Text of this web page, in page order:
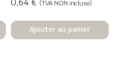
(TVA NON incluse)
Ajouter au panier